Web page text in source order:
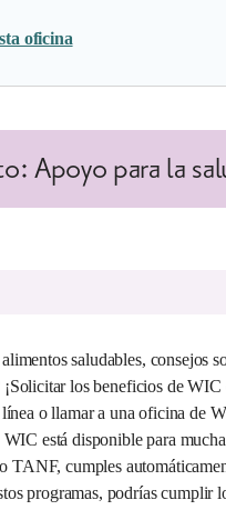
oficina
Apoyo para la
saludables, consejos
los beneficios de WIC
o llamar a una oficina de
está disponible para
TANF, cumples
programas, podrías cumplir